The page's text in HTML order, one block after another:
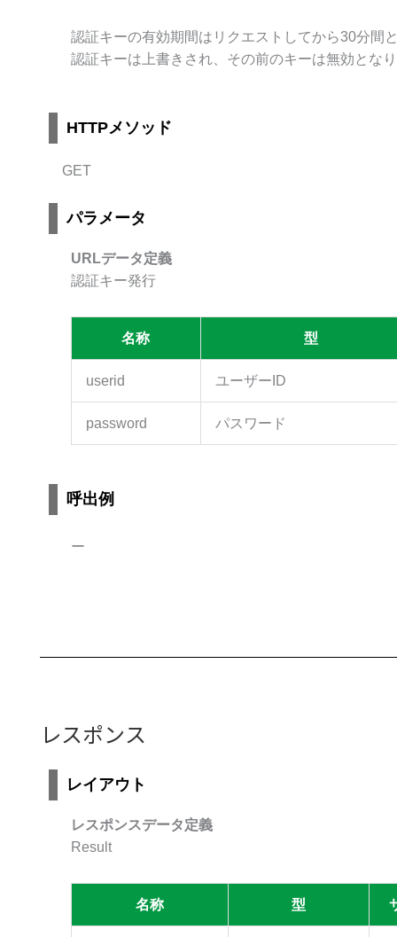
認証キーの有効期間はリクエストしてから30分間
認証キーは上書きされ、その前のキーは無効とな
HTTPメソッド
GET
パラメータ
URLデータ定義
認証キー発行
名称 型
userid ユーザーID
password パスワード
呼出例
ー
レスポンス
レイアウト
レスポンスデータ定義
Result
名称 型